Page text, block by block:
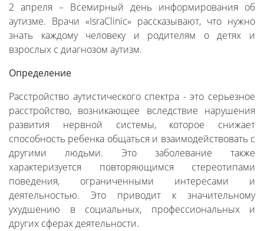
2 апреля – Всемирный день информирования об
аутизме. Врачи «IsraClinic» рассказывают, что нужно
знать каждому человеку и родителям о детях и
взрослых с диагнозом аутизм.
Определение
Расстройство аутистического спектра - это серьезное
расстройство, возникающее вследствие нарушения
развития нервной системы, которое снижает
способность ребенка общаться и взаимодействовать с
другими людьми. Это заболевание также
характеризуется повторяющимся стереотипами
поведения, ограниченными интересами и
деятельностью. Это приводит к значительному
ухудшению в социальных, профессиональных и
других сферах деятельности.